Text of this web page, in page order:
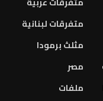
متفرقات لبنانية
مثلث برمودا
مصر
ملفات